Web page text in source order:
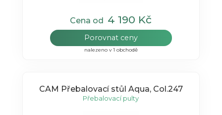
Cena od 4 190 Kč
Porovnat ceny
nalezeno v 1 obchodě
CAM Přebalovací stůl Aqua, Col.247
Přebalovací pulty